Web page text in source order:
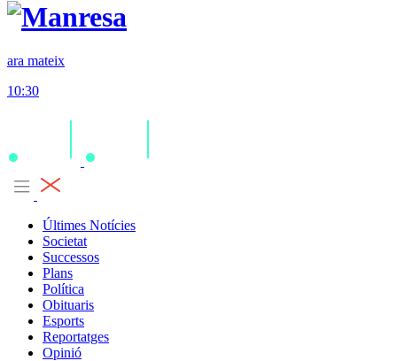
ara mateix
10:30
Últimes Notícies
Societat
Successos
Plans
Política
Obituaris
Esports
Reportatges
Opinió